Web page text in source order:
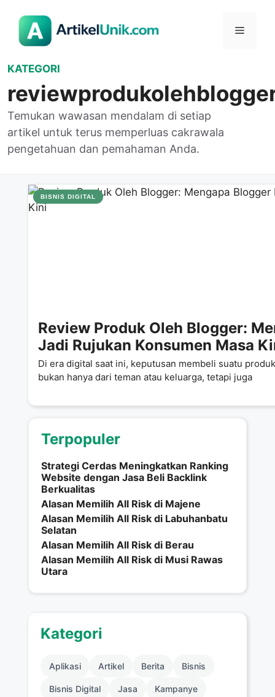
Menu
KATEGORI
Temukan wawasan mendalam di setiap
artikel untuk terus memperluas cakrawala
pengetahuan dan pemahaman Anda.
BISNIS DIGITAL
Review Produk Oleh Blogger:
Jadi Rujukan Konsumen Masa
Di era digital saat ini, keputusan membeli suatu
bukan hanya dari teman atau keluarga, tetapi juga
Terpopuler
Strategi Cerdas Meningkatkan Ranking
Website dengan Jasa Beli Backlink
Berkualitas
Alasan Memilih All Risk di Majene
Alasan Memilih All Risk di Labuhanbatu
Selatan
Alasan Memilih All Risk di Berau
Alasan Memilih All Risk di Musi Rawas
Utara
Kategori
Aplikasi Artikel Berita Bisnis
Bisnis Digital Jasa Kampanye